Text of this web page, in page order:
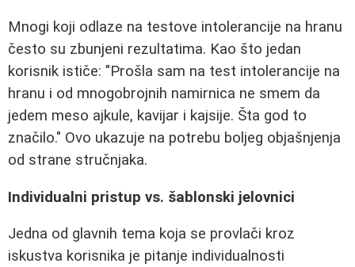
Mnogi koji odlaze na testove intolerancije na hranu
često su zbunjeni rezultatima. Kao što jedan
korisnik ističe: "Prošla sam na test intolerancije na
hranu i od mnogobrojnih namirnica ne smem da
jedem meso ajkule, kavijar i kajsije. Šta god to
značilo." Ovo ukazuje na potrebu boljeg objašnjenja
od strane stručnjaka.
Individualni pristup vs. šablonski jelovnici
Jedna od glavnih tema koja se provlači kroz
iskustva korisnika je pitanje individualnosti